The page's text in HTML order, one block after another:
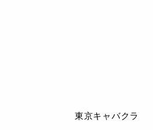
東京キャバクラ